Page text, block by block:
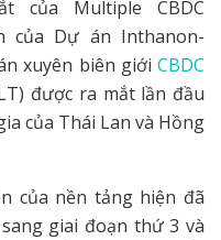
của Multiple CBDC
của Dự án Inthanon-
xuyên biên giới CBDC
được ra mắt lần đầu
của Thái Lan và Hồng
của nền tảng hiện đã
giai đoạn thứ 3 và